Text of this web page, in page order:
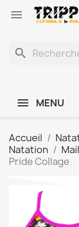

search
MENU
Accueil
Natation
Pride Collage